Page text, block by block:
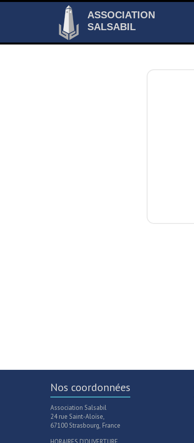
ASSOCIATION
SALSABIL
Nos coordonnées
Association Salsabil
24 rue Saint-Aloïse,
67100 Strasbourg, France